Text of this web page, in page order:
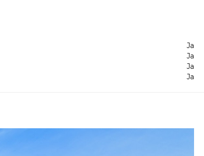
Ja
Ja
Ja
Ja